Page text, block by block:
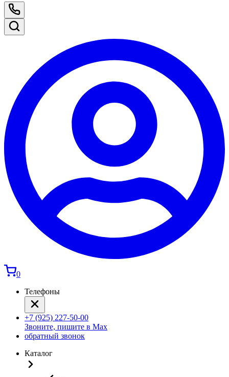
0
Телефоны
+7 (925) 227-50-00
Звоните, пишите в Max
обратный звонок
Каталог